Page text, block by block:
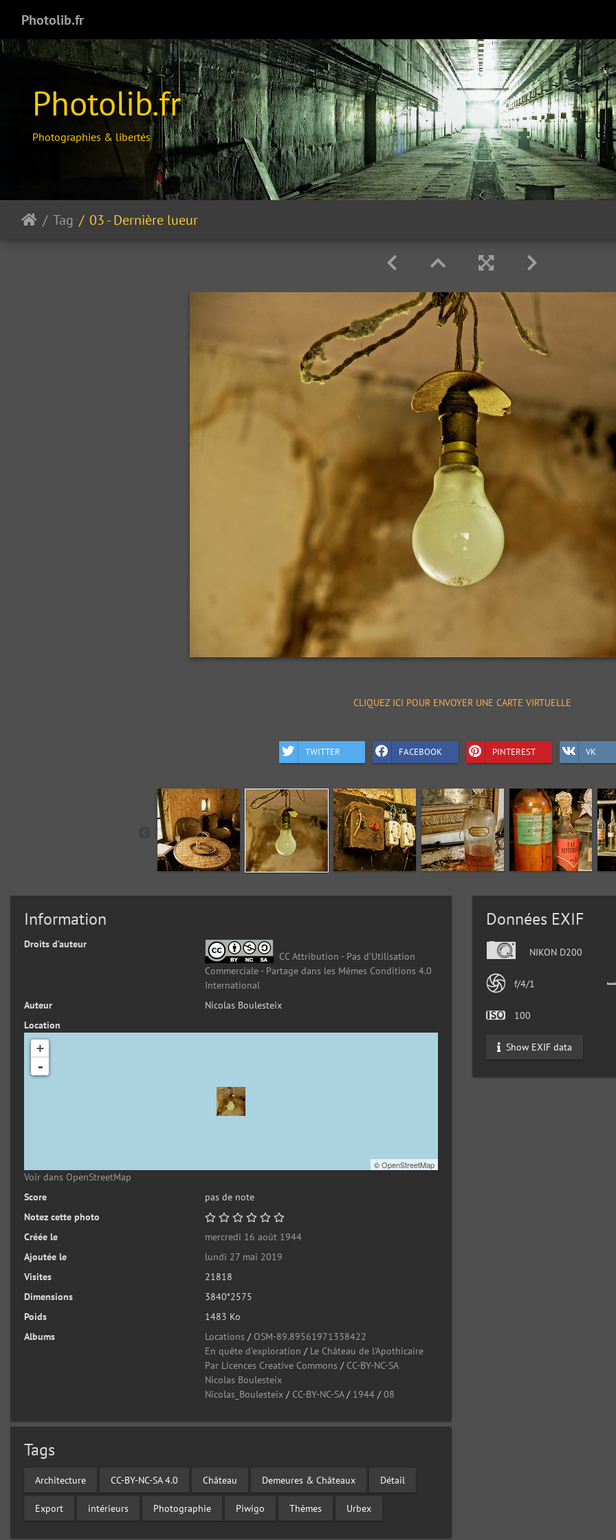
Photolib.fr
Photolib.fr
Photographies & libertés
Tag 03 - Dernière lueur
CLIQUEZ ICI POUR ENVOYER UNE CARTE VIRTUELLE
TWITTER FACEBOOK PINTEREST VK
Information
Droits d’auteur
CC Attribution - Pas d’Utilisation
Commerciale - Partage dans les Mêmes Conditions 4.0
International
Auteur
Nicolas Boulesteix
Location
+
-
©OpenStreetMap
Voir dans OpenStreetMap
Score
pas de note
Notez cette photo
Créée le
mercredi 16 août 1944
Ajoutée le
lundi 27 mai 2019
Visites
21818
Dimensions
3840*2575
Poids
1483 Ko
Albums
Locations / OSM-89.89561971338422
En quête d'exploration / Le Château de l'Apothicaire
Par Licences Creative Commons / CC-BY-NC-SA
Nicolas Boulesteix
Nicolas_Boulesteix / CC-BY-NC-SA/ 1944 /08
Tags
Architecture CC-BY-NC-SA 4.0 Château Demeures & Châteaux Détail
Export intérieurs Photographie Piwigo Thèmes Urbex
Données EXIF
NIKON D200
f/4/1
100
Show EXIF data